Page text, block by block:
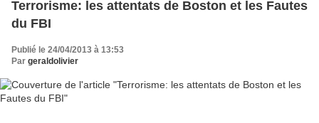
Terrorisme: les attentats de Boston et les Fautes
du FBI
Publié le 24/04/2013 à 13:53
Par geraldolivier